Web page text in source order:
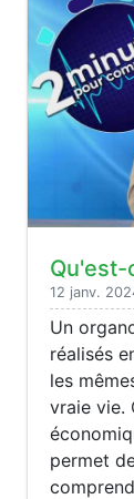
Qu'est-
12 janv.
Un
réalisés
les
vraie vie.
permet